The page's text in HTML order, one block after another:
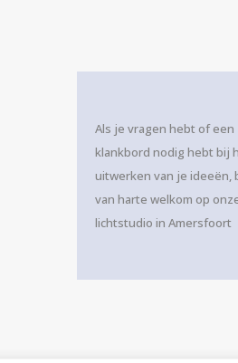
Als je vragen hebt of een
klankbord nodig hebt bij
uitwerken van je ideeën,
van harte welkom op
lichtstudio in Amersfoort